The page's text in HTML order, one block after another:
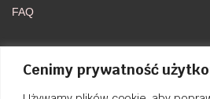
Cenimy prywatność
FAQ
DOŁĄCZ DO NAS